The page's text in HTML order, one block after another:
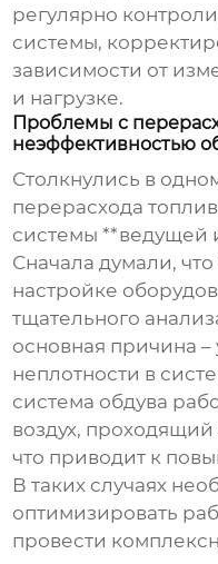
регулярно
системы,
зависимости от
и нагрузке.
Проблемы с
неэффективностью
Столкнулись в
перерасхода
системы **ведущей
Сначала думали,
настройке
тщательного
основная причина –
неплотности в
система обдува
воздух, проходящий
что приводит к
В таких случаях
оптимизировать
провести